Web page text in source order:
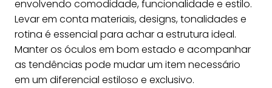
envolvendo comodidade, funcionalidade e estilo.
Levar em conta materiais, designs, tonalidades e
rotina é essencial para achar a estrutura ideal.
Manter os óculos em bom estado e acompanhar
as tendências pode mudar um item necessário
em um diferencial estiloso e exclusivo.